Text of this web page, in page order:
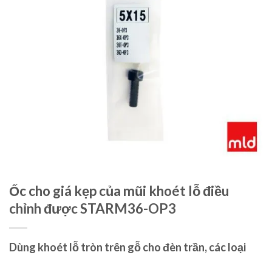
Ốc cho giá kẹp của mũi khoét lỗ điều
chỉnh được STARM36-OP3
Dùng khoét lỗ tròn trên gỗ cho đèn trần, các loại